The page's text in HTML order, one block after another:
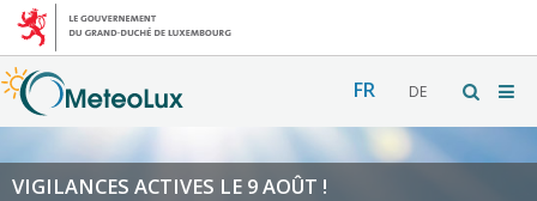
FR DE
VIGILANCES ACTIVES LE 9 AOÛT !